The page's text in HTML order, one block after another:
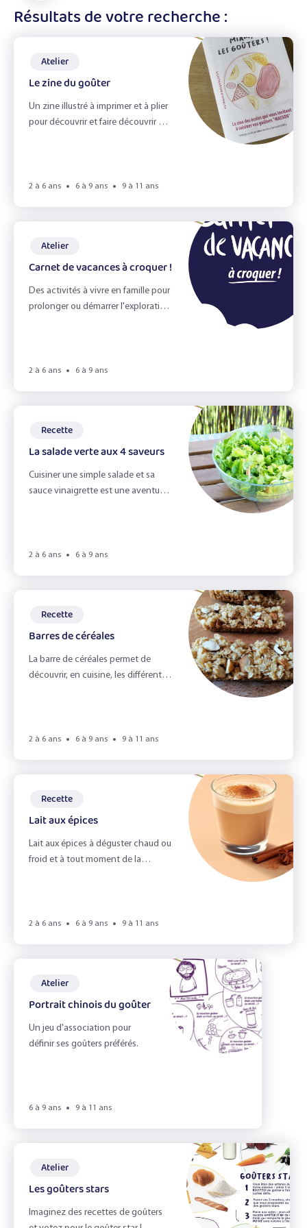
En accueil de loisirs
Recettes
Jeux
Best of soupe
L'alimentation durable
L'odorat
La Cuisine
la fete d'école
Le Goût
Le miel et l'odorat
Les émotions
Les fruits du verger
Les herbes aromatiques
Les légumineuses
Les pommes
Portraits gourmands
Sandwich !
affiner
les
Résultats de votre recherche :
Atelier
Le zine du goûter
Un zine illustré à imprimer et à plier
pour découvrir et faire découvrir aux
2 à 6 ans 6 à 9 ans 9 à 11 ans
Atelier
Carnet de vacances à croquer !
Des activités à vivre en famille pour
prolonger ou démarrer l'exploration
2 à 6 ans 6 à 9 ans
Recette
La salade verte aux 4 saveurs
Cuisiner une simple salade et sa
sauce vinaigrette est une aventure
2 à 6 ans 6 à 9 ans
Recette
Barres de céréales
La barre de céréales permet de
découvrir, en cuisine, les différentes
2 à 6 ans 6 à 9 ans 9 à 11 ans
Recette
Lait aux épices
Lait aux épices à déguster chaud ou
froid et à tout moment de la
2 à 6 ans 6 à 9 ans 9 à 11 ans
Atelier
Portrait chinois du goûter
Un jeu d'association pour
définir ses goûters préférés.
6 à 9 ans 9 à 11 ans
Atelier
Les goûters stars
Imaginez des recettes de goûters